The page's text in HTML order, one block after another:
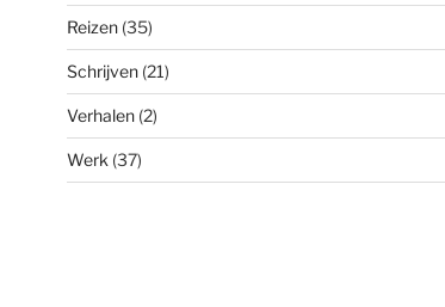
Reizen(35)
Schrijven(21)
Verhalen(2)
Werk (37)